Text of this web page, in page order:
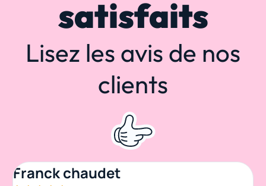
satisfaits
Lisez les avis de nos
clients
Franck chaudet